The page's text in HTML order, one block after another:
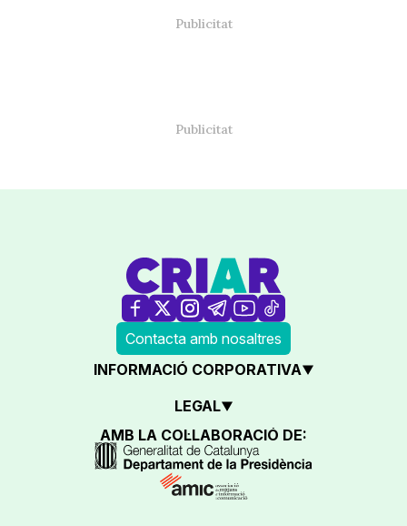
Contacta amb nosaltres
INFORMACIÓ CORPORATIVA
LEGAL
AMB LA COL·LABORACIÓ DE: